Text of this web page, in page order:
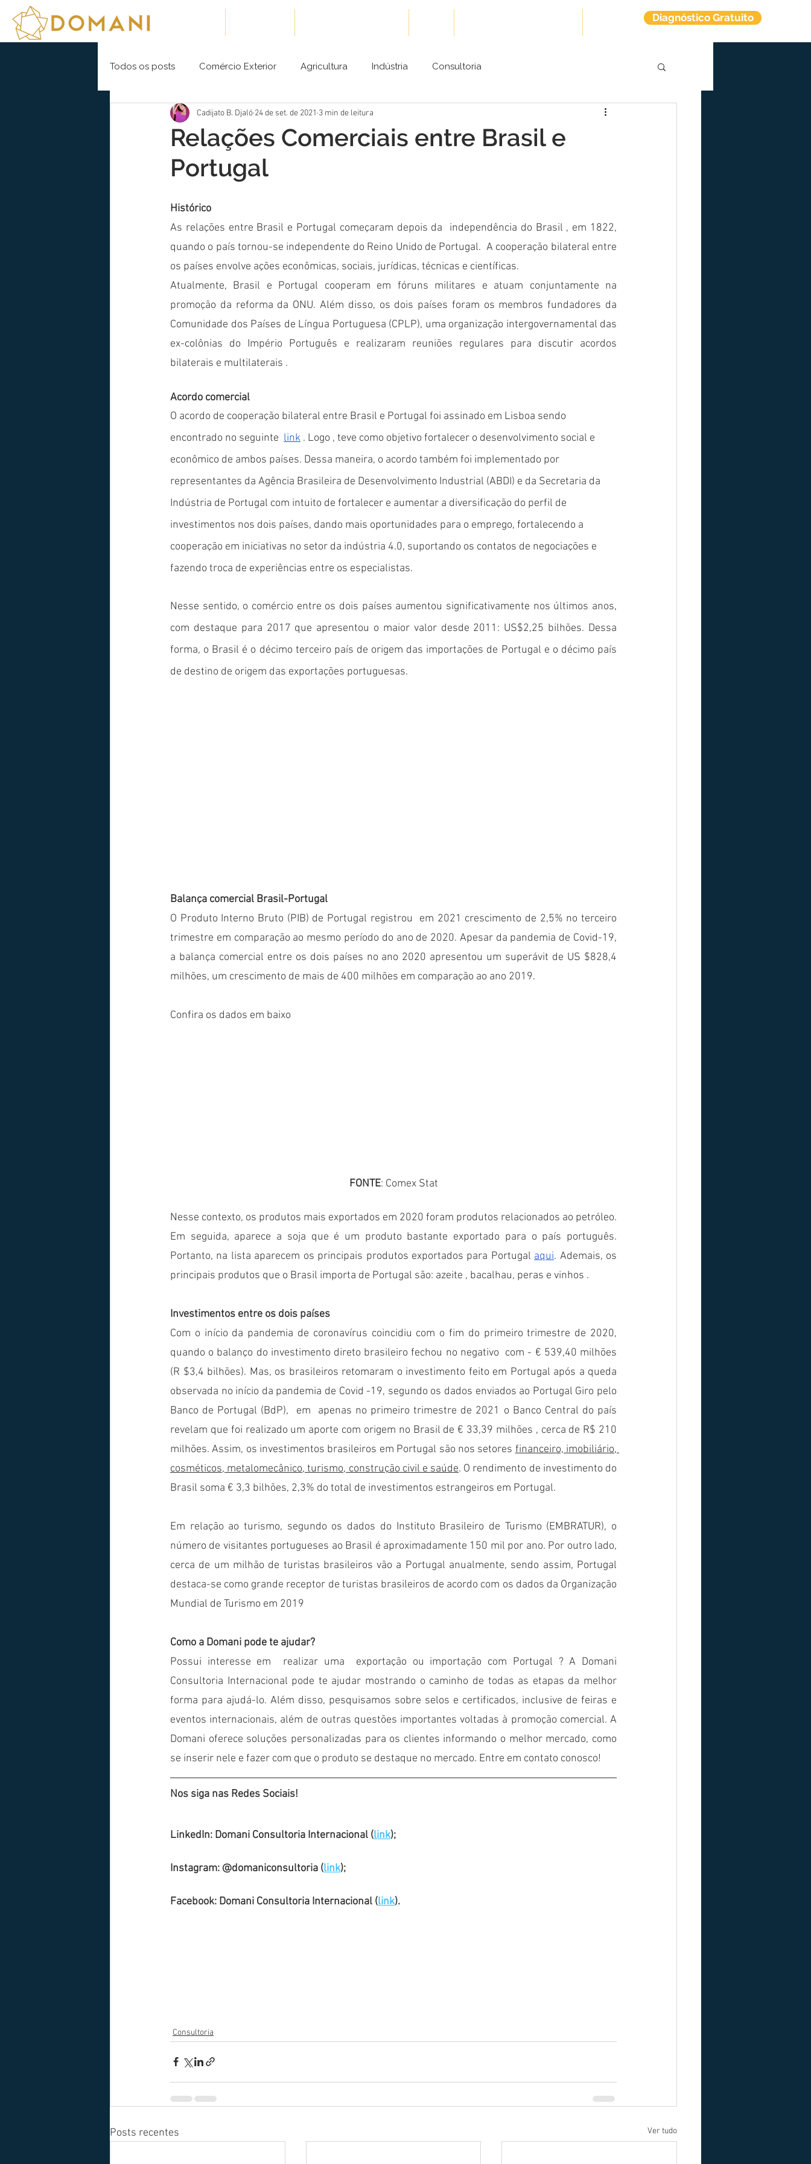
Diagnóstico Gratuito
Todos os posts Comércio Exterior Agricultura Indústria Consultoria
Relações Comerciais entre Brasil e
Portugal
Cadijato B. Djaló 24 de set. de 2021 3 min de leitura
Histórico
As relações entre Brasil e Portugal começaram depois da  independência do Brasil , em 1822,
quando o país tornou-se independente do Reino Unido de Portugal.  A cooperação bilateral entre
os países envolve ações econômicas, sociais, jurídicas, técnicas e científicas.
Atualmente, Brasil e Portugal cooperam em fóruns militares e atuam conjuntamente na
promoção da reforma da ONU. Além disso, os dois países foram os membros fundadores da
Comunidade dos Países de Língua Portuguesa (CPLP), uma organização intergovernamental das
ex-colônias do Império Português e realizaram reuniões regulares para discutir acordos
bilaterais e multilaterais .
Acordo comercial
O acordo de cooperação bilateral entre Brasil e Portugal foi assinado em Lisboa sendo
encontrado no seguinte link . Logo , teve como objetivo fortalecer o desenvolvimento social e
econômico de ambos países. Dessa maneira, o acordo também foi implementado por
representantes da Agência Brasileira de Desenvolvimento Industrial (ABDI) e da Secretaria da
Indústria de Portugal com intuito de fortalecer e aumentar a diversificação do perfil de
investimentos nos dois países, dando mais oportunidades para o emprego, fortalecendo a
cooperação em iniciativas no setor da indústria 4.0, suportando os contatos de negociações e
fazendo troca de experiências entre os especialistas.
Nesse sentido, o comércio entre os dois países aumentou significativamente nos últimos anos,
com destaque para 2017 que apresentou o maior valor desde 2011: US$2,25 bilhões. Dessa
forma, o Brasil é o décimo terceiro país de origem das importações de Portugal e o décimo país
de destino de origem das exportações portuguesas.
Balança comercial Brasil-Portugal
O Produto Interno Bruto (PIB) de Portugal registrou  em 2021 crescimento de 2,5% no terceiro
trimestre em comparação ao mesmo período do ano de 2020. Apesar da pandemia de Covid-19,
a balança comercial entre os dois países no ano 2020 apresentou um superávit de US $828,4
milhões, um crescimento de mais de 400 milhões em comparação ao ano 2019.
Confira os dados em baixo
FONTE: Comex Stat
Nesse contexto, os produtos mais exportados em 2020 foram produtos relacionados ao petróleo.
Em seguida, aparece a soja que é um produto bastante exportado para o país português.
Portanto, na lista aparecem os principais produtos exportados para Portugal aqui. Ademais, os
principais produtos que o Brasil importa de Portugal são: azeite , bacalhau, peras e vinhos .
Investimentos entre os dois países
Com o início da pandemia de coronavírus coincidiu com o fim do primeiro trimestre de 2020,
quando o balanço do investimento direto brasileiro fechou no negativo  com - € 539,40 milhões
(R $3,4 bilhões). Mas, os brasileiros retomaram o investimento feito em Portugal após a queda
observada no início da pandemia de Covid -19, segundo os dados enviados ao Portugal Giro pelo
Banco de Portugal (BdP),  em  apenas no primeiro trimestre de 2021 o Banco Central do país
revelam que foi realizado um aporte com origem no Brasil de € 33,39 milhões , cerca de R$ 210
milhões. Assim, os investimentos brasileiros em Portugal são nos setores financeiro, imobiliário,
cosméticos, metalomecânico, turismo, construção civil e saúde. O rendimento de investimento do
Brasil soma € 3,3 bilhões, 2,3% do total de investimentos estrangeiros em Portugal.
Em relação ao turismo, segundo os dados do Instituto Brasileiro de Turismo (EMBRATUR), o
número de visitantes portugueses ao Brasil é aproximadamente 150 mil por ano. Por outro lado,
cerca de um milhão de turistas brasileiros vão a Portugal anualmente, sendo assim, Portugal
destaca-se como grande receptor de turistas brasileiros de acordo com os dados da Organização
Mundial de Turismo em 2019
Como a Domani pode te ajudar?
Possui interesse em  realizar uma  exportação ou importação com Portugal ? A Domani
Consultoria Internacional pode te ajudar mostrando o caminho de todas as etapas da melhor
forma para ajudá-lo. Além disso, pesquisamos sobre selos e certificados, inclusive de feiras e
eventos internacionais, além de outras questões importantes voltadas à promoção comercial. A
Domani oferece soluções personalizadas para os clientes informando o melhor mercado, como
se inserir nele e fazer com que o produto se destaque no mercado. Entre em contato conosco!
Nos siga nas Redes Sociais!
LinkedIn: Domani Consultoria Internacional (link);
Instagram: @domaniconsultoria (link);
Facebook: Domani Consultoria Internacional (link).
Consultoria
Posts recentes Ver tudo